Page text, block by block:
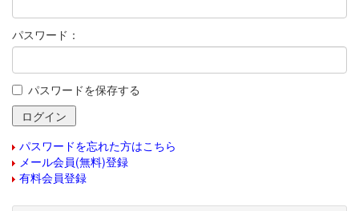
パスワード：
パスワードを保存する
パスワードを忘れた方はこちら
メール会員(無料)登録
有料会員登録